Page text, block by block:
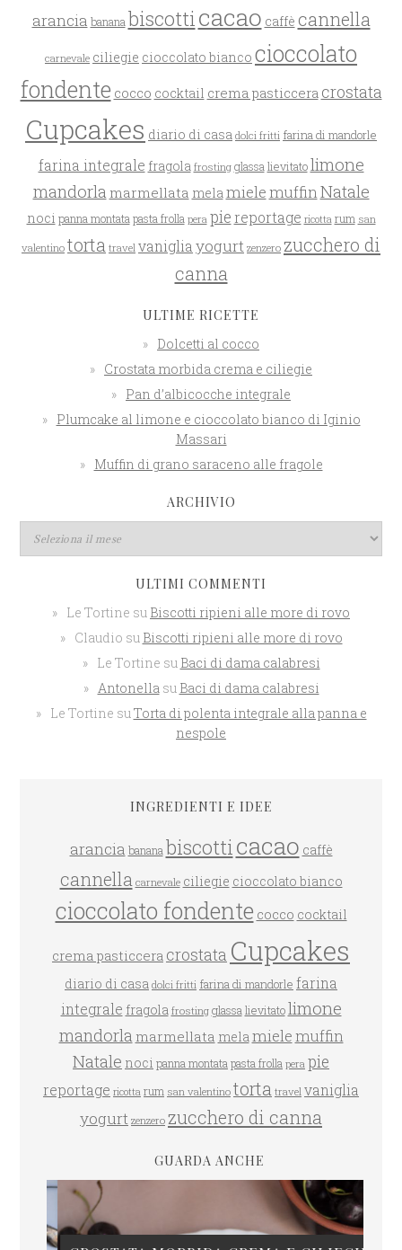
arancia banana biscotticacao caffè cannella
carnevale ciliegie cioccolato bianco cioccolato
fondente cocco cocktail crema pasticcera crostata
Cupcakes diario di casa dolci fritti farina di mandorle
farina integrale fragola frosting glassa lievitato limone
mandorla marmellata melamielemuffin Natale
noci panna montata pasta frolla pera pie reportage ricotta rum san
valentino torta travel vaniglia yogurt zenzero zucchero di
canna
ULTIME RICETTE
Dolcetti al cocco
Crostata morbida crema e ciliegie
Pan d’albicocche integrale
Plumcake al limone e cioccolato bianco di Iginio
Massari
Muffin di grano saraceno alle fragole
ARCHIVIO
ULTIMI COMMENTI
Le Tortine su Biscotti ripieni alle more di rovo
Claudio su Biscotti ripieni alle more di rovo
Le Tortine su Baci di dama calabresi
Antonellasu Baci di dama calabresi
Le Tortine suTorta di polenta integrale alla panna e
nespole
INGREDIENTI E IDEE
arancia banana biscotticacao caffè
cannella carnevale ciliegie cioccolato bianco
cioccolato fondente cocco cocktail
crema pasticcera crostata Cupcakes
diario di casa dolci fritti farina di mandorle farina
integrale fragola frosting glassa lievitato limone
mandorla marmellata melamielemuffin
Natale noci panna montata pasta frolla pera pie
reportage ricotta rum san valentino torta travel vaniglia
yogurt zenzero zucchero di canna
GUARDA ANCHE